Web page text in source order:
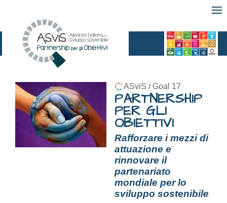
ASviS / Goal 17
PARTNERSHIP
PER GLI
OBIETTIVI
Rafforzare i mezzi di
attuazione e
rinnovare il
partenariato
mondiale per lo
sviluppo sostenibile